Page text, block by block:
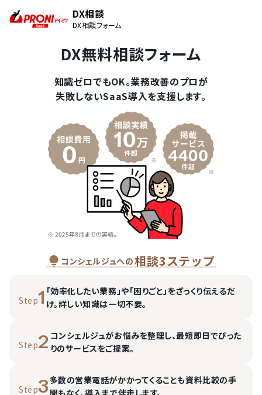
DX相談
DX相談フォーム
DX無料相談フォーム
知識ゼロでもOK。業務改善のプロが
失敗しないSaaS導入を支援します。
コンシェルジュへの相談3ステップ
Step1 「効率化したい業務」や「困りごと」をざっくり伝えるだ
け。詳しい知識は一切不要。
Step2 コンシェルジュがお悩みを整理し、最短即日でぴった
りのサービスをご提案。
Step3多数の営業電話がかかってくることも資料比較の手
間もなく、導入まで伴走します。